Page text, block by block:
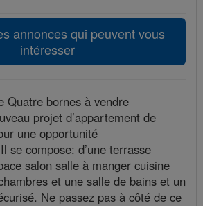
annonces qui peuvent vous
intéresser
Quatre bornes à vendre
projet d’appartement de
une opportunité
se compose: d’une terrasse
salon salle à manger cuisine
et une salle de bains et un
Ne passez pas à côté de ce